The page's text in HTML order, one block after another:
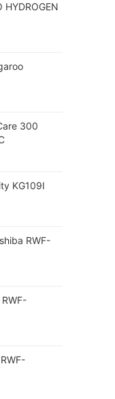
HYDROGEN
300
KG109I
RWF-